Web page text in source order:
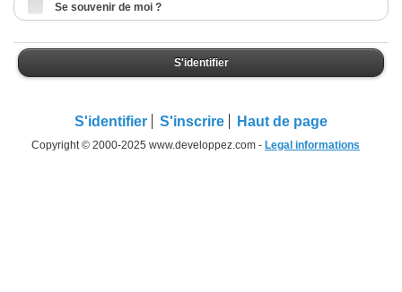
Se souvenir de moi ?
S'identifier
S'identifier S'inscrire Haut de page
Copyright © 2000-2025 www.developpez.com - Legal informations